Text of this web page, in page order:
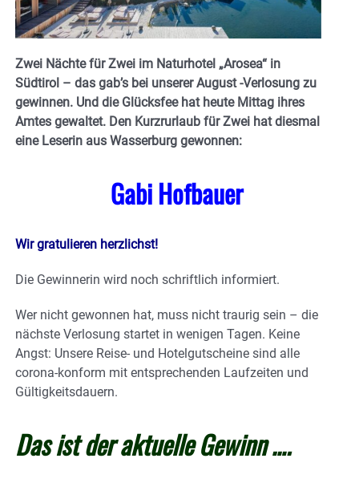
Zwei Nächte für Zwei im Naturhotel „Arosea“ in
Südtirol – das gab’s bei unserer August -Verlosung zu
gewinnen. Und die Glücksfee hat heute Mittag ihres
Amtes gewaltet. Den Kurzrurlaub für Zwei hat diesmal
eine Leserin aus Wasserburg gewonnen:
Gabi Hofbauer
Wir gratulieren herzlichst!
Die Gewinnerin wird noch schriftlich informiert.
Wer nicht gewonnen hat, muss nicht traurig sein – die
nächste Verlosung startet in wenigen Tagen. Keine
Angst: Unsere Reise- und Hotelgutscheine sind alle
corona-konform mit entsprechenden Laufzeiten und
Gültigkeitsdauern.
Das ist der aktuelle Gewinn ….